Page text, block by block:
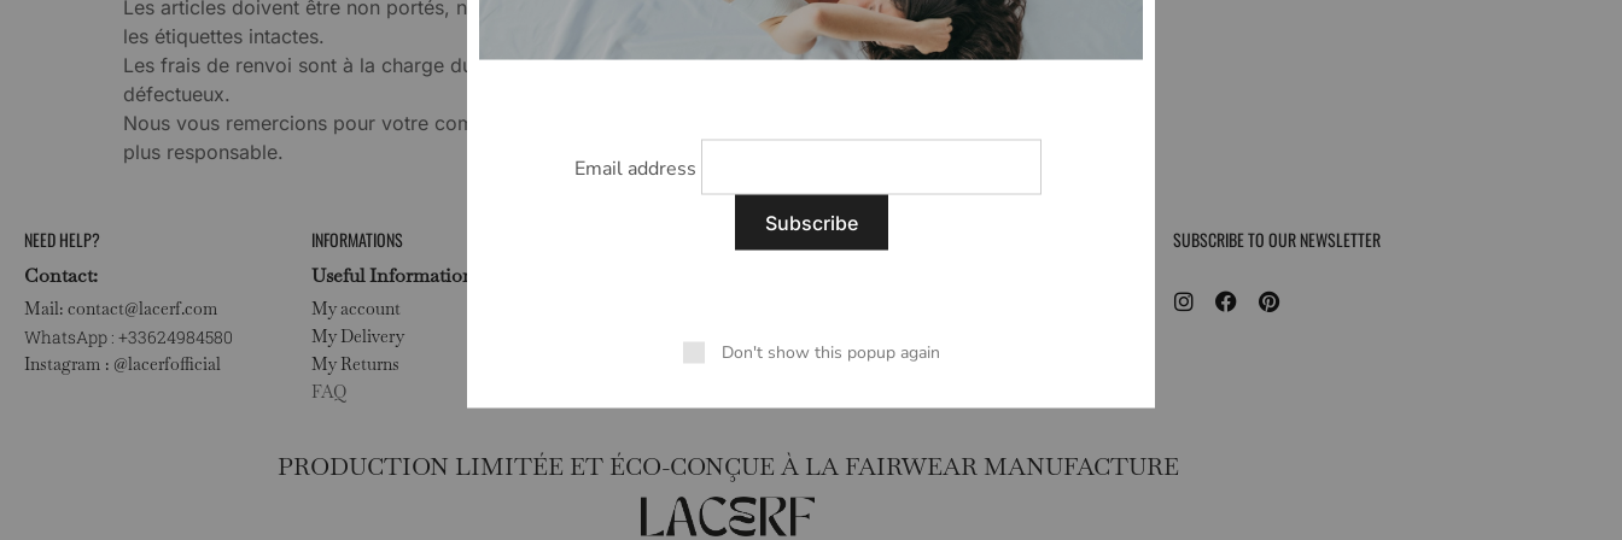
Les articles doivent être non portés, non lavés, dans leur état et emballage d’origine, avec
les étiquettes intactes.
Les frais de renvoi sont à la charge du client, sauf en cas d’erreur de notre part ou de produit
défectueux.
Nous vous remercions pour votre compréhension et votre engagement envers une mode
plus responsable.
NEED HELP?
Contact:
Mail: contact@lacerf.com
WhatsApp : +33624984580
Instagram : @lacerfofficial
INFORMATIONS
Useful Information:
My account
My Delivery
My Returns
FAQ
Privacy Policy
Greece
SUBSCRIBE TO OUR NEWSLETTER
PRODUCTION LIMITÉE ET ÉCO-CONÇUE À LA FAIRWEAR MANUFACTURE
Email address
Don't show this popup again